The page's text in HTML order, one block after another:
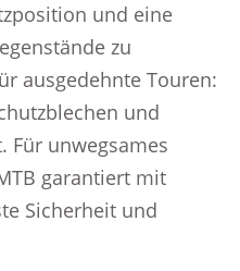
und eine
zu
ausgedehnte Touren:
und
Für unwegsames
garantiert mit
Sicherheit und